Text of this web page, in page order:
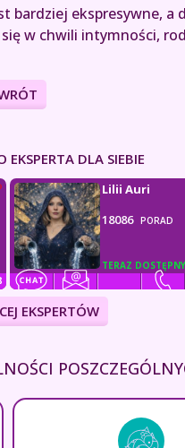
bardziej ekspresywne,
w chwili intymności,
EKSPERTA DLA SIEBIE
TERAZ DOSTĘPNY
Lilii Auri
18086 PORAD
EKSPERTÓW